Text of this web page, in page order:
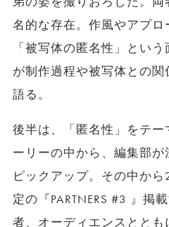
名的な存在。作風やアプ
「被写体の匿名性」とい
が制作過程や被写体との
語る。
後半は、「匿名性」をテー
ーリーの中から、編集部
ピックアップ。その中か
定の『PARTNERS #3 』掲
者、オーディエンスとと